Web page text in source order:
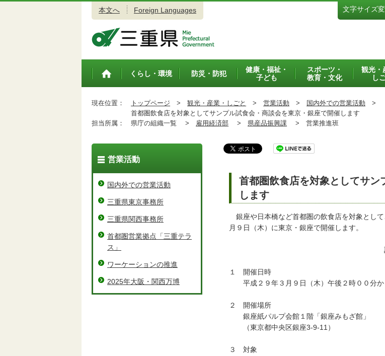
本文へ Foreign Languages 文字サイズ
トップペ
くらし・環境 防災・防犯
健康・福祉・
子ども
スポーツ・
教育・文化
観光・
し
現在位置： トップページ > 観光・産業・しごと > 営業活動 > 国内外での営業活動 >
首都圏飲食店を対象としてサンプル試食会・商談会を東京・銀座で開催します
担当所属：
県庁の組織一覧 > 雇用経済部 > 県産品振興課 > 営業推進班
首都圏飲食店を対象としてサ
します
銀座や日本橋など首都圏の飲食店を対象とし
月９日（木）に東京・銀座で開催します。
１ 開催日時
平成２９年３月９日（木）午後２時００分か
２ 開催場所
銀座紙パルプ会館１階「銀座みもざ館」
（東京都中央区銀座3-9-11）
３ 対象
営業活動
国内外での営業活動
三重県東京事務所
三重県関西事務所
首都圏営業拠点「三重テラ
ス」
ワーケーションの推進
2025年大阪・関西万博